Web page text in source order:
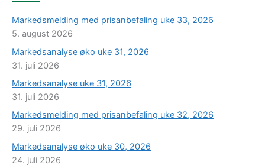
Markedsmelding med prisanbefaling uke 33, 2026
5. august 2026
Markedsanalyse øko uke 31, 2026
31. juli 2026
Markedsanalyse uke 31, 2026
31. juli 2026
Markedsmelding med prisanbefaling uke 32, 2026
29. juli 2026
Markedsanalyse øko uke 30, 2026
24. juli 2026